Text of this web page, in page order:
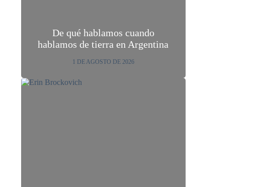
De qué hablamos cuando
hablamos de tierra en Argentina
1 DE AGOSTO DE 2026